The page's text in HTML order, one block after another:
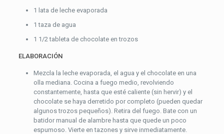
1 lata de leche evaporada
1 taza de agua
1 1/2 tableta de chocolate en trozos
ELABORACIÓN
Mezcla la leche evaporada, el agua y el chocolate en una
olla mediana. Cocina a fuego medio, revolviendo
constantemente, hasta que esté caliente (sin hervir) y el
chocolate se haya derretido por completo (pueden quedar
algunos trozos pequeños). Retira del fuego. Bate con un
batidor manual de alambre hasta que quede un poco
espumoso. Vierte en tazones y sirve inmediatamente.